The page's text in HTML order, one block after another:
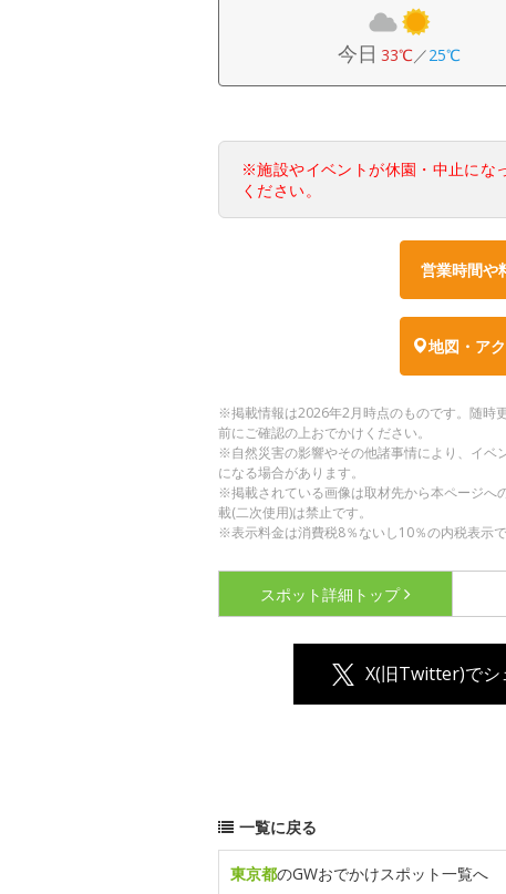
今日 33℃／25℃
※施設やイベントが休園・中止にな
ください。
営業時間や
地図・ア
※掲載情報は2026年2月時点のものです。随時
前にご確認の上おでかけください。
※自然災害の影響やその他諸事情により、イベ
になる場合があります。
※掲載されている画像は取材先から本ページへ
載(二次使用)は禁止です。
※表示料金は消費税8％ないし10％の内税表示で
スポット詳細 トップ
X(旧Twitter)でシ
一覧に戻る
東京都のGWおでかけスポット一覧へ